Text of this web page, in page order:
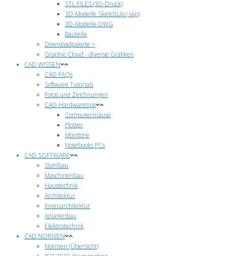
STL-FILES (3D-Druck)
3D-Modelle SketchUp (.skp)
3D-Modelle DWG
Bauteile
Downloadpakete >
Graphic-Cloud - diverse Grafiken
CAD WISSEN
CAD FAQs
Software Tutorials
Fotos und Zeichnungen
CAD-Hardwaretips
Computermäuse
Plotter
Monitore
Notebooks PCs
CAD SOFTWARE
Stahlbau
Maschinenbau
Haustechnik
Architektur
Innenarchitektur
Anlagenbau
Elektrotechnik
CAD NORMEN
Normen (Übersicht)